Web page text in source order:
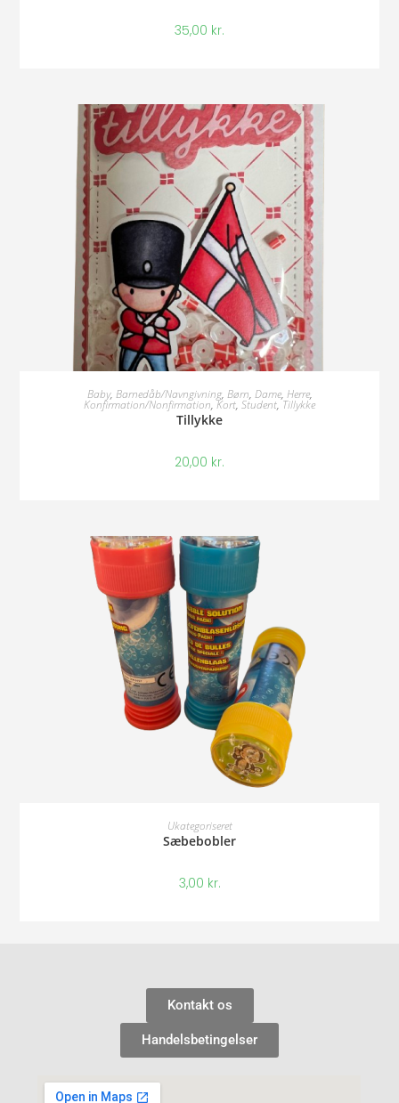
35,00 kr.
Baby, Barnedåb/Navngivning, Børn, Dame, Herre,
Konfirmation/Nonfirmation,Kort, Student,Tillykke
Tillykke
20,00 kr.
Ukategoriseret
Sæbebobler
3,00 kr.
Kontakt os
Handelsbetingelser